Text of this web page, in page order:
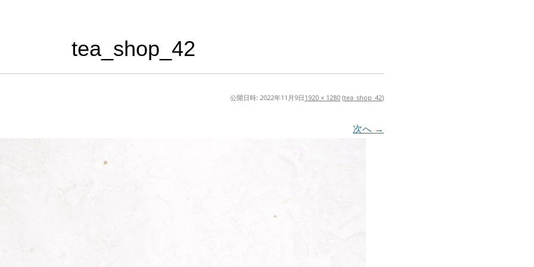
tea_shop_42
公開日時: 2022年11月9日 1920 × 1280 (tea_shop_42)
次へ →